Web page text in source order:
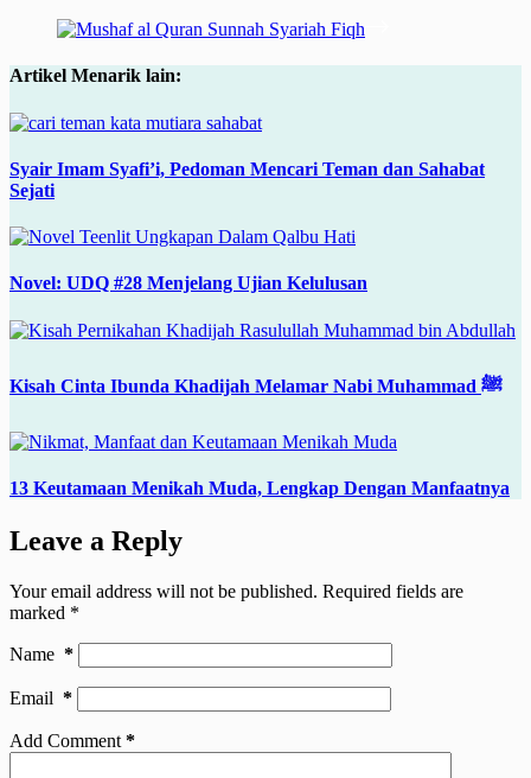
Artikel Menarik lain:
Syair Imam Syafi’i, Pedoman Mencari Teman dan Sahabat
Sejati
Novel: UDQ #28 Menjelang Ujian Kelulusan
Kisah Cinta Ibunda Khadijah Melamar Nabi Muhammad ﷺ
13 Keutamaan Menikah Muda, Lengkap Dengan Manfaatnya
Leave a Reply
Your email address will not be published. Required fields are
marked *
Name *
Email *
Add Comment *